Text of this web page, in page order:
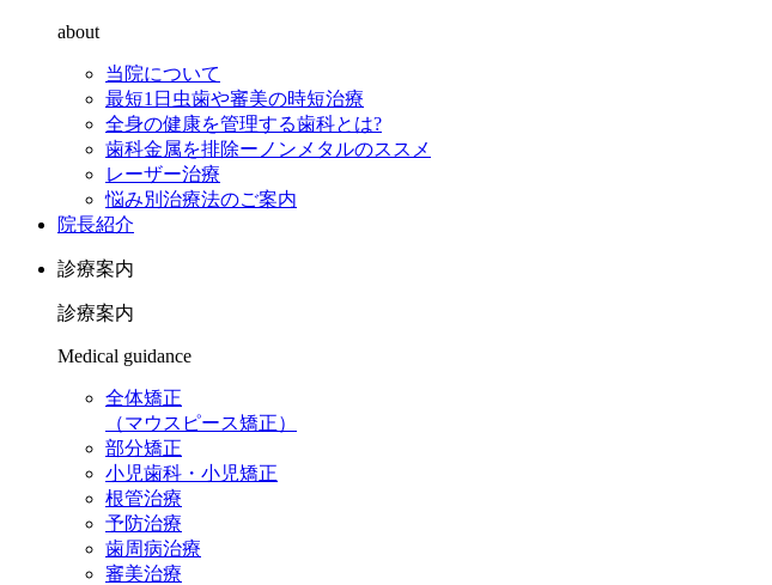
about
当院について
最短1日虫歯や審美の時短治療
全身の健康を管理する歯科とは?
歯科金属を排除ーノンメタルのススメ
レーザー治療
悩み別治療法のご案内
院長紹介
診療案内
診療案内
Medical guidance
全体矯正
（マウスピース矯正）
部分矯正
小児歯科・小児矯正
根管治療
予防治療
歯周病治療
審美治療